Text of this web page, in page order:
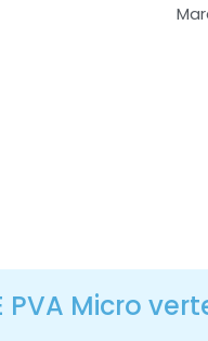
PVA Micro